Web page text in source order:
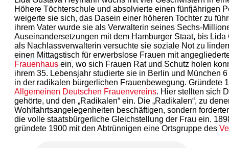
Höhere Töchterschule und absolvierte einen fünfjährigen
weigerte sie sich, das Dasein einer höheren Tochter zu
ihrem Vater wurde sie als Verwalterin seines Sechs-
Auseinandersetzungen mit dem Hamburger Staat, bis
als Nachlassverwalterin versuchte sie soziale Not zu
einen Mittagstisch für erwerbslose Frauen mit
Frauenhaus ein, wo sich Frauen Rat und Schutz holen
ihrem 35. Lebensjahr studierte sie in Berlin und München
in der radikalen bürgerlichen Frauenbewegung. Gründete
Allgemeinen Deutschen Frauenvereins. Hier stellten sich
gehörte, und den „Radikalen“ ein. Die „Radikalen“, zu
Wohlfahrtsangelegenheiten beschäftigen, sondern
die volle staatsbürgerliche Gleichstellung der Frau ein.
gründete 1900 mit den Abtrünnigen eine Ortsgruppe des